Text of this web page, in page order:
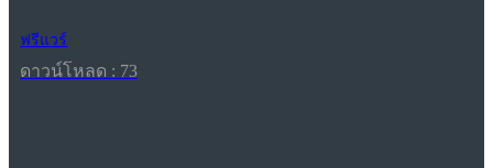
ฟรีแวร์
ดาวน์โหลด : 73